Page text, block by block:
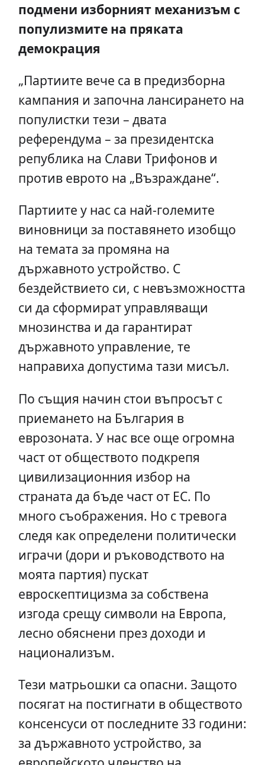
подмени изборният механизъм с
популизмите на пряката
демокрация
„Партиите вече са в предизборна
кампания и започна лансирането на
популистки тези – двата
референдума – за президентска
република на Слави Трифонов и
против еврото на „Възраждане“.
Партиите у нас са най-големите
виновници за поставянето изобщо
на темата за промяна на
държавното устройство. С
бездействието си, с невъзможността
си да сформират управляващи
мнозинства и да гарантират
държавното управление, те
направиха допустима тази мисъл.
По същия начин стои въпросът с
приемането на България в
еврозоната. У нас все още огромна
част от обществото подкрепя
цивилизационния избор на
страната да бъде част от ЕС. По
много съображения. Но с тревога
следя как определени политически
играчи (дори и ръководството на
моята партия) пускат
евроскептицизма за собствена
изгода срещу символи на Европа,
лесно обяснени през доходи и
национализъм.
Тези матрьошки са опасни. Защото
посягат на постигнати в обществото
консенсуси от последните 33 години:
за държавното устройство, за